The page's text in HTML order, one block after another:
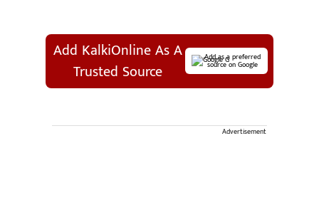
Add KalkiOnline As A
Trusted Source
Add as a preferred
source on Google
Advertisement